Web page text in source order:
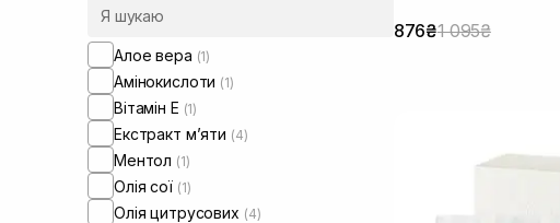
Алое вера (1)
Амінокислоти (1)
Вітамін Е (1)
Екстракт м’яти (4)
Ментол (1)
Олія сої (1)
Олія цитрусових (4)
876₴1 095₴